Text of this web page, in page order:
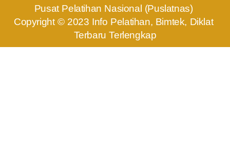
Pusat Pelatihan Nasional (Puslatnas)
Copyright © 2023 Info Pelatihan, Bimtek, Diklat
Terbaru Terlengkap